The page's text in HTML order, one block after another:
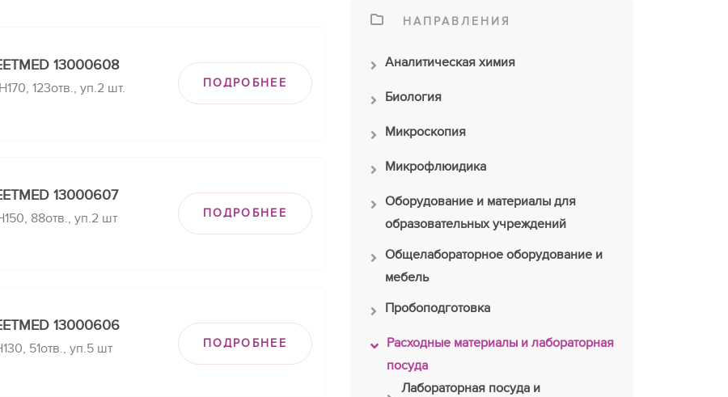
13000608
123отв., уп.2 шт. ПОДРОБНЕЕ
13000607
88отв., уп.2 шт ПОДРОБНЕЕ
13000606
51отв., уп.5 шт ПОДРОБНЕЕ
НАПРАВЛЕНИЯ
Аналитическая химия
Биология
Микроскопия
Микрофлюидика
Оборудование и материалы для
образовательных учреждений
Общелабораторное оборудование и
мебель
Пробоподготовка
Расходные материалы и лабораторная
посуда
Лабораторная посуда и